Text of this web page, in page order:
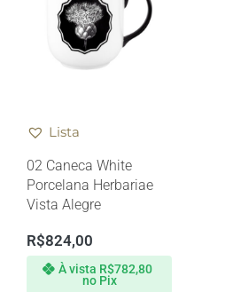
Lista
02 Caneca White
Porcelana Herbariae
Vista Alegre
R$824,00
À vista R$782,80
no Pix